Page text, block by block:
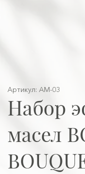
Артикул: AM-03
Набор
масел